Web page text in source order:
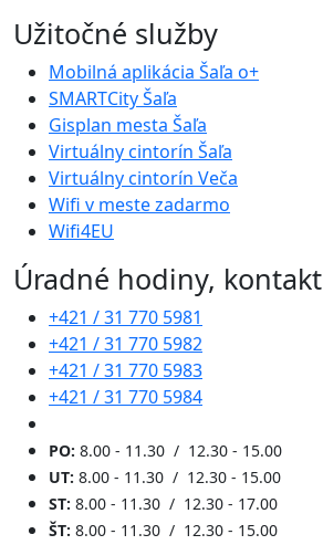
Užitočné služby
Mobilná aplikácia Šaľa o+
SMARTCity Šaľa
Gisplan mesta Šaľa
Virtuálny cintorín Šaľa
Virtuálny cintorín Veča
Wifi v meste zadarmo
Wifi4EU
Úradné hodiny, kontakt
+421 / 31 770 5981
+421 / 31 770 5982
+421 / 31 770 5983
+421 / 31 770 5984
PO: 8.00 - 11.30 / 12.30 - 15.00
UT: 8.00 - 11.30 / 12.30 - 15.00
ST: 8.00 - 11.30 / 12.30 - 17.00
ŠT: 8.00 - 11.30 / 12.30 - 15.00